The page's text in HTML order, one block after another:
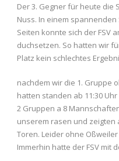
Der 3. Gegner für heute die
Nuss. In einem
Seiten konnte sich der FSV
duchsetzen. So hatten wir
Platz kein schlechtes
nachdem wir die 1. Gruppe
hatten standen ab 11:30
2 Gruppen a 8
unserem rasen und zeigten
Toren. Leider ohne
Immerhin hatte der FSV mit